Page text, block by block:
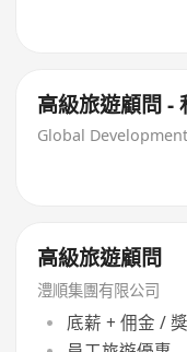
高
Global
高級旅遊顧問
澧順集團有限公司
底薪 + 佣金 /